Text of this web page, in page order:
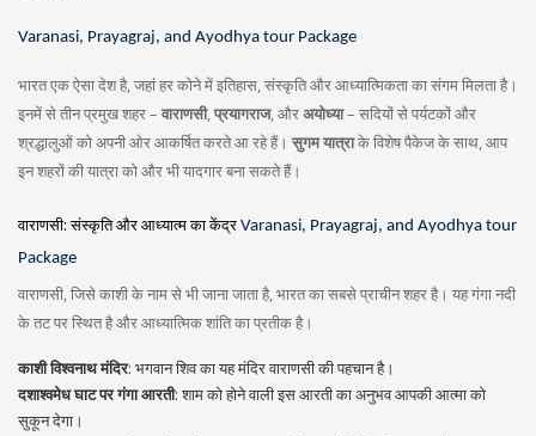
Varanasi, Prayagraj, and Ayodhya tour Package
भारत एक ऐसा देश है, जहां हर कोने में इतिहास, संस्कृति और आध्यात्मिकता का संगम मिलता है।
इनमें से तीन प्रमुख शहर – वाराणसी,प्रयागराज, औरअयोध्या– सदियों से पर्यटकों और
श्रद्धालुओं को अपनी ओर आकर्षित करते आ रहे हैं। सुगम यात्राके विशेष पैकेज के साथ, आप
इन शहरों की यात्रा को और भी यादगार बना सकते हैं।
वाराणसी: संस्कृति और आध्यात्म का केंद्र Varanasi, Prayagraj, and Ayodhya tour
Package
वाराणसी, जिसे काशी के नाम से भी जाना जाता है, भारत का सबसे प्राचीन शहर है। यह गंगा नदी
के तट पर स्थित है और आध्यात्मिक शांति का प्रतीक है।
काशी विश्वनाथ मंदिर: भगवान शिव का यह मंदिर वाराणसी की पहचान है।
दशाश्वमेध घाट पर गंगा आरती: शाम को होने वाली इस आरती का अनुभव आपकी आत्मा को
सुकून देगा।